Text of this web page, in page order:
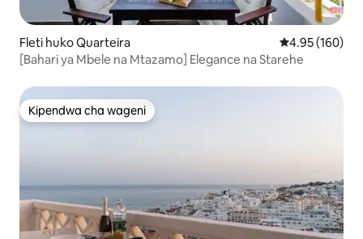
Fleti huko Quarteira Ukadiriaji wa
4.95 (160)
[Bahari ya Mbele na Mtazamo] Elegance na Starehe
Kipendwa cha wageni
Kipendwa cha wageni